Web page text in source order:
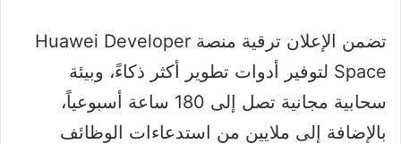
تضمن الإعلان ترقية منصة Huawei Developer
Space لتوفير أدوات تطوير أكثر ذكاءً، وبيئة
سحابية مجانية تصل إلى 180 ساعة أسبوعياً،
بالإضافة إلى ملايين من استدعاءات الوظائف